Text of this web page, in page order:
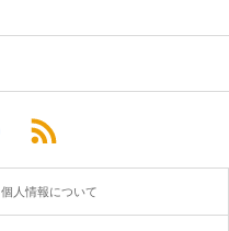
個人情報について